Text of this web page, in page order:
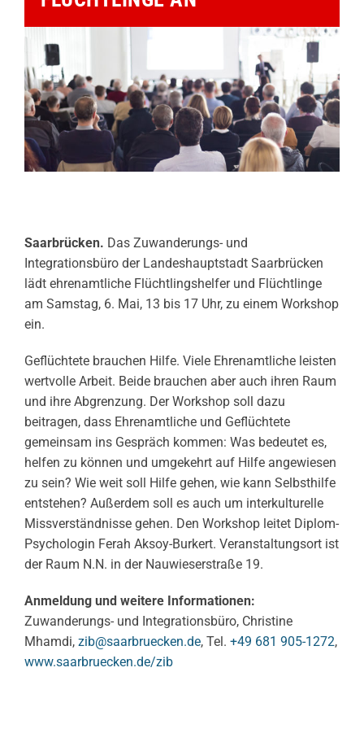
Saarbrücken. Das Zuwanderungs- und
Integrationsbüro der Landeshauptstadt Saarbrücken
lädt ehrenamtliche Flüchtlingshelfer und Flüchtlinge
am Samstag, 6. Mai, 13 bis 17 Uhr, zu einem Workshop
ein.
Geflüchtete brauchen Hilfe. Viele Ehrenamtliche leisten
wertvolle Arbeit. Beide brauchen aber auch ihren Raum
und ihre Abgrenzung. Der Workshop soll dazu
beitragen, dass Ehrenamtliche und Geflüchtete
gemeinsam ins Gespräch kommen: Was bedeutet es,
helfen zu können und umgekehrt auf Hilfe angewiesen
zu sein? Wie weit soll Hilfe gehen, wie kann Selbsthilfe
entstehen? Außerdem soll es auch um interkulturelle
Missverständnisse gehen. Den Workshop leitet Diplom-
Psychologin Ferah Aksoy-Burkert. Veranstaltungsort ist
der Raum N.N. in der Nauwieserstraße 19.
Anmeldung und weitere Informationen:
Zuwanderungs- und Integrationsbüro, Christine
Mhamdi, zib@saarbruecken.de, Tel. +49 681 905-1272,
www.saarbruecken.de/zib